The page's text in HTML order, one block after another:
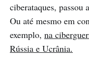
ciberataques, passou
Ou até mesmo em
exemplo, na
Rússia e Ucrânia.